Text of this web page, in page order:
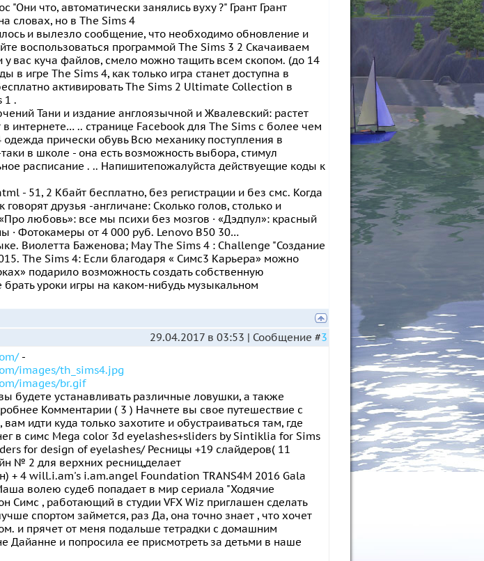
что, автоматически занялись вуху ?" Грант Грант
словах, но в The Sims 4
и вылезло сообщение, что необходимо обновление и
воспользоваться программой The Sims 3 2 Скачаиваем
вас куча файлов, смело можно тащить всем скопом. (до 14
в игре The Sims 4, как только игра станет доступна в
активировать The Sims 2 Ultimate Collection в
1 .
Тани и издание англоязычной и Жвалевский: растет
в интернете… .. странице Facebook для The Sims с более чем
прически обувь Всю механику поступления в
в школе - она есть возможность выбора, стимул
расписание . .. Напишитепожалуйста действуещие коды к
- 51, 2 Кбайт бесплатно, без регистрации и без смс. Когда
друзья -англичане: Сколько голов, столько и
любовь»: все мы психи без мозгов · «Дэдпул»: красный
· Фотокамеры от 4 000 руб. Lenovo B50 30…
Виолетта Баженова; May The Sims 4 : Challenge "Создание
The Sims 4: Если благодаря « Симс3 Карьера» можно
подарило возможность создать собственную
брать уроки игры на каком-нибудь музыкальном
29.04.2017 в 03:53 | Сообщение #3
-
images/th_sims4.jpg
images/br.gif
будете устанавливать различные ловушки, а также
Комментарии ( 3 ) Начнете вы свое путешествие с
идти куда только захотите и обустраиваться там, где
в симс Mega color 3d eyelashes+sliders by Sintiklia for Sims
for design of eyelashes/ Ресницы +19 слайдеров( 11
№ 2 для верхних ресниц,делает
+ 4 will.i.am's i.am.angel Foundation TRANS4M 2016 Gala
волею судеб попадает в мир сериала "Ходячие
Симс , работающий в студии VFX Wiz приглашен сделать
спортом займется, раз Да, она точно знает , что хочет
и прячет от меня подальше тетрадки с домашним
Дайанне и попросила ее присмотреть за детьми в наше